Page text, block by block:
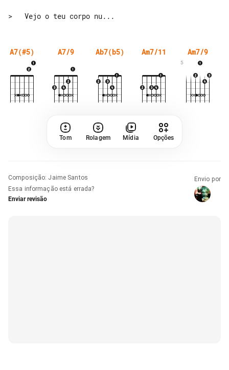
A7(#5) A7/9 Ab7(b5) Am7/11 Am7/9
5
Tom Rolagem Mídia Opções
Composição: Jaime Santos
Essa informação está errada?
Enviar revisão
Envio por